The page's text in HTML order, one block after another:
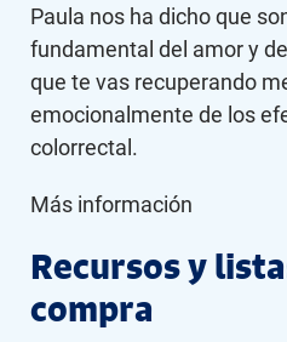
Paula nos ha dicho que
fundamental del amor y
que te vas recuperando
emocionalmente de los
colorrectal.
Más información
Recursos y
compra